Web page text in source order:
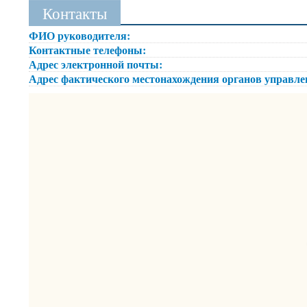
Контакты
ФИО руководителя:
Контактные телефоны:
Адрес электронной почты:
Адрес фактического местонахождения органов